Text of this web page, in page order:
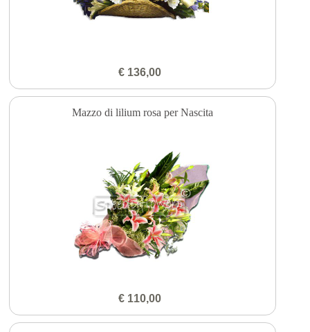
€ 136,00
Mazzo di lilium rosa per Nascita
€ 110,00